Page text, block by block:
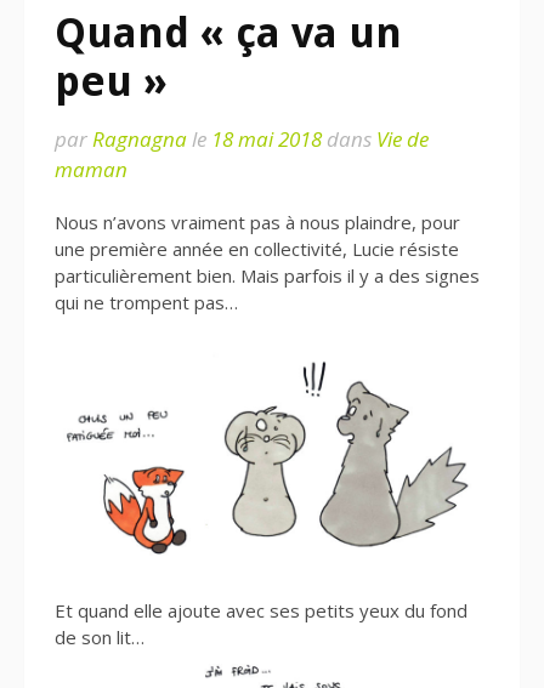
Quand « ça va un
peu »
parRagnagnale 18 mai 2018dans Vie de
maman
Nous n’avons vraiment pas à nous plaindre, pour
une première année en collectivité, Lucie résiste
particulièrement bien. Mais parfois il y a des signes
qui ne trompent pas…
Et quand elle ajoute avec ses petits yeux du fond
de son lit…